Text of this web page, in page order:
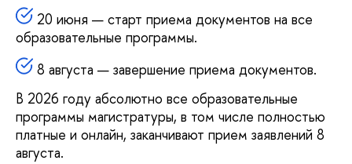
20 июня — старт приема документов на все
образовательные программы.
8 августа — завершение приема документов.
В 2026 году абсолютно все образовательные
программы магистратуры, в том числе полностью
платные и онлайн, заканчивают прием заявлений 8
августа.